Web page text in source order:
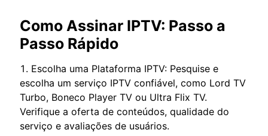
Como Assinar IPTV: Passo a
Passo Rápido
Escolha uma Plataforma IPTV: Pesquise e
escolha um serviço IPTV confiável, como Lord TV
Turbo, Boneco Player TV ou Ultra Flix TV.
Verifique a oferta de conteúdos, qualidade do
serviço e avaliações de usuários.